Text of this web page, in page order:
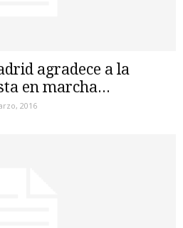
agradece a la
en marcha...
2016